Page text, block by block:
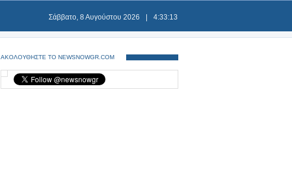
Σάββατο, 8 Αυγούστου 2026 4:33:13
ΑΚΟΛΟΥΘΗΣΤΕ ΤΟ NEWSNOWGR.COM